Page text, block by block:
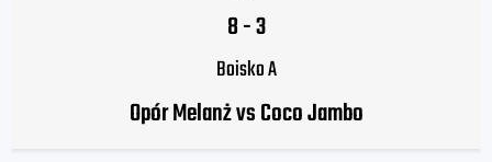
8-3
Boisko A
Opór Melanż vs Coco Jambo